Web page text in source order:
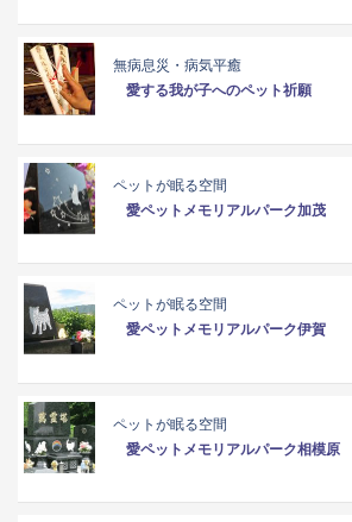
無病息災・病気平癒
愛する我が子へのペット祈願
ペットが眠る空間
愛ペットメモリアルパーク加茂
ペットが眠る空間
愛ペットメモリアルパーク伊賀
ペットが眠る空間
愛ペットメモリアルパーク相模原